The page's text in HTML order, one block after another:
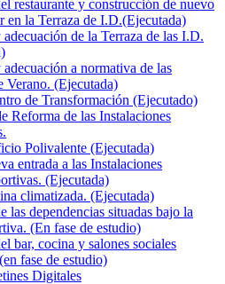
restaurante y construcción de nuevo
en la Terraza de I.D.(Ejecutada)
de la Terraza de las I.D.
a normativa de las
Verano. (Ejecutada)
de Transformación (Ejecutado)
Reforma de las Instalaciones
Polivalente (Ejecutada)
entrada a las Instalaciones
(Ejecutada)
climatizada. (Ejecutada)
las dependencias situadas bajo la
(En fase de estudio)
bar, cocina y salones sociales
fase de estudio)
Digitales